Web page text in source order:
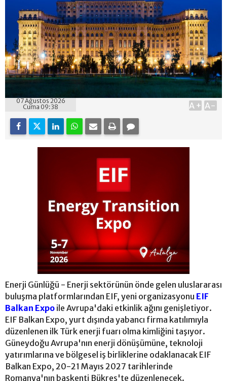
07 Ağustos 2026
Cuma 09:38
A+ A-
Enerji Günlüğü - Enerji sektörünün önde gelen uluslararası
buluşma platformlarından EIF, yeni organizasyonu EIF
Balkan Expo ile Avrupa'daki etkinlik ağını genişletiyor.
EIF Balkan Expo, yurt dışında yabancı firma katılımıyla
düzenlenen ilk Türk enerji fuarı olma kimliğini taşıyor.
Güneydoğu Avrupa'nın enerji dönüşümüne, teknoloji
yatırımlarına ve bölgesel iş birliklerine odaklanacak EIF
Balkan Expo, 20-21 Mayıs 2027 tarihlerinde
Romanya'nın başkenti Bükreş'te düzenlenecek.